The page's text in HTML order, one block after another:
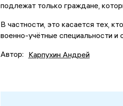
подлежат только граждане,
В частности, это касается тех,
военно-учётные специальности и
Автор: Карпухин Андрей